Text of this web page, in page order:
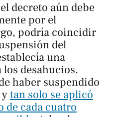
decreto aún debe
por el
podría coincidir
del
una
desahucios.
haber suspendido
tan solo se aplicó
de cada cuatro